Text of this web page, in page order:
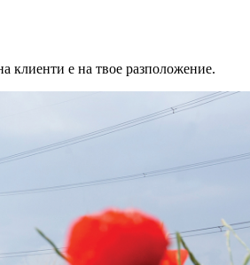
клиенти е на твое разположение.